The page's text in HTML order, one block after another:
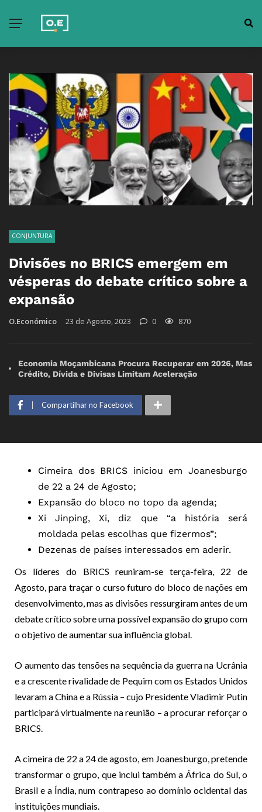
CONJUNTURA
Divisões no BRICS emergem em
vésperas do debate crítico sobre a
expansão
O.Económico 23 de Agosto, 2023 0 870
Economia Moçambicana Procura Recuperar em 2026, Mas
Crédito, Dívida e Divisas Limitam Aceleração
Compartilhar no Facebook
Cimeira dos BRICS iniciou em Joanesburgo
de 22 a 24 de Agosto;
Expansão do bloco no topo da agenda;
Xi Jinping, Xi, diz que “a história será
moldada pelas escolhas que fizermos”;
Dezenas de países interessados em aderir.
Os líderes do BRICS reuniram-se terça-feira, 22 de
Agosto, para traçar o curso futuro do bloco de nações em
desenvolvimento, mas as divisões ressurgiram antes de um
debate crítico sobre uma possível expansão do grupo com
o objetivo de aumentar sua influência global.
O aumento das tensões na sequência da guerra na Ucrânia
e a crescente rivalidade de Pequim com os Estados Unidos
levaram a China e a Rússia – cujo Presidente Vladimir Putin
participará virtualmente na reunião – a procurar reforçar o
BRICS.
A cimeira de 22 a 24 de agosto, em Joanesburgo, pretende
transformar o grupo, que inclui também a África do Sul, o
Brasil e a Índia, num contrapeso ao domínio ocidental das
instituições mundiais.